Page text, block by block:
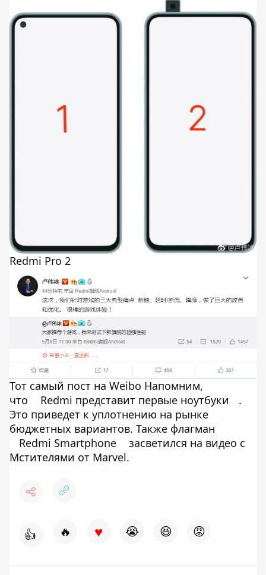
Redmi Pro 2
Тот самый пост на Weibo Напомним,
что
Redmi представит первые ноутбуки
.
Это приведет к уплотнению на рынке
бюджетных вариантов. Также флагман
Redmi Smartphone
засветился на видео с
Мстителями от Marvel.
👍 🔥 ♥ 😭 😆 😡